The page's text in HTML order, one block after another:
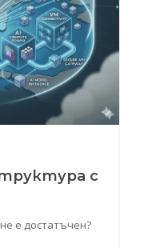
с
е достатъчен?